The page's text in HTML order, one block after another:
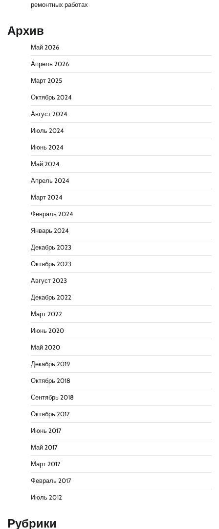
ремонтных работах
Архив
Май 2026
Апрель 2026
Март 2025
Октябрь 2024
Август 2024
Июль 2024
Июнь 2024
Май 2024
Апрель 2024
Март 2024
Февраль 2024
Январь 2024
Декабрь 2023
Октябрь 2023
Август 2023
Декабрь 2022
Март 2022
Июнь 2020
Май 2020
Декабрь 2019
Октябрь 2018
Сентябрь 2018
Октябрь 2017
Июнь 2017
Май 2017
Март 2017
Февраль 2017
Июль 2012
Рубрики